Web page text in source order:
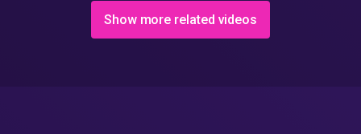
Show more related videos